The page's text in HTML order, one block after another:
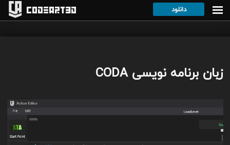
Codeart3D دانلود
زبان برنامه نویسی CODA